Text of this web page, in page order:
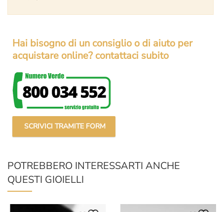
Hai bisogno di un consiglio o di aiuto per
acquistare online? contattaci subito
SCRIVICI TRAMITE FORM
POTREBBERO INTERESSARTI ANCHE
QUESTI GIOIELLI